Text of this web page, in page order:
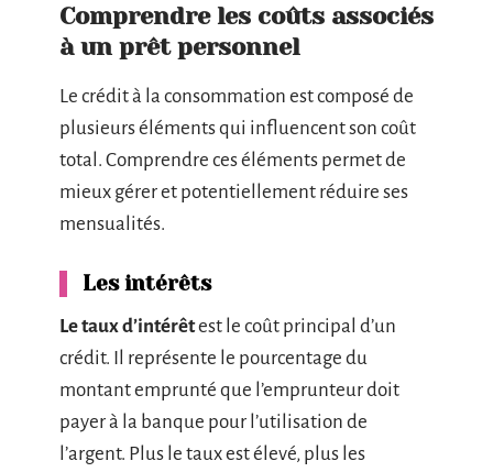
Comprendre les coûts associés
à un prêt personnel
Le crédit à la consommation est composé de
plusieurs éléments qui influencent son coût
total. Comprendre ces éléments permet de
mieux gérer et potentiellement réduire ses
mensualités.
Les intérêts
Le taux d’intérêtest le coût principal d’un
crédit. Il représente le pourcentage du
montant emprunté que l’emprunteur doit
payer à la banque pour l’utilisation de
l’argent. Plus le taux est élevé, plus les